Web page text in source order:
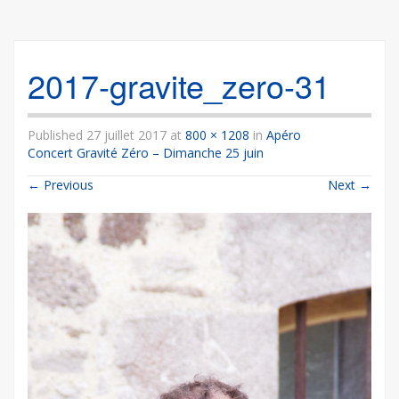
2017-gravite_zero-31
Published 27 juillet 2017 at 800 × 1208 in Apéro
Concert Gravité Zéro – Dimanche 25 juin
← Previous Next →